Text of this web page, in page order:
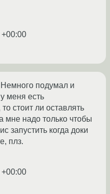
подумал и
меня есть
стоит ли оставлять
мне надо только чтобы
запустить когда доки
плз.